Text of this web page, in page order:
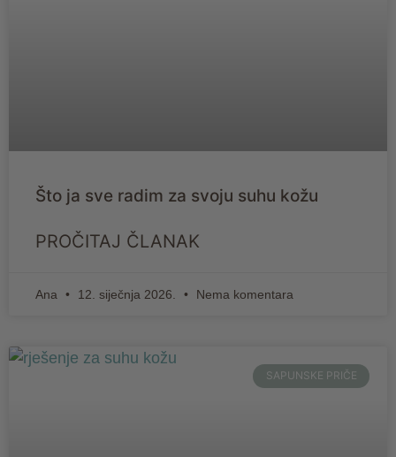
Što ja sve radim za svoju suhu kožu
PROČITAJ ČLANAK
Ana 12. siječnja 2026. Nema komentara
SAPUNSKE PRIČE